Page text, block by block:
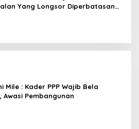
Yang Longsor Diperbatasan
Mile : Kader PPP Wajib Bela
Awasi Pembangunan